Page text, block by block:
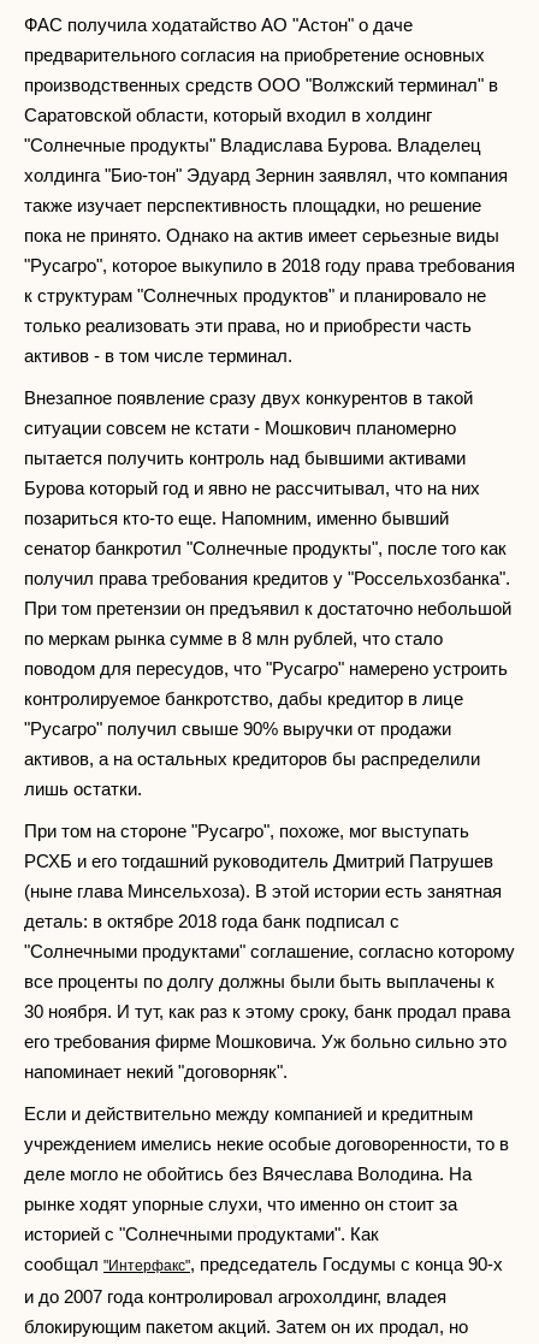
ФАС получила ходатайство АО "Астон" о даче
предварительного согласия на приобретение основных
производственных средств ООО "Волжский терминал" в
Саратовской области, который входил в холдинг
"Солнечные продукты" Владислава Бурова. Владелец
холдинга "Био-тон" Эдуард Зернин заявлял, что компания
также изучает перспективность площадки, но решение
пока не принято. Однако на актив имеет серьезные виды
"Русагро", которое выкупило в 2018 году права требования
к структурам "Солнечных продуктов" и планировало не
только реализовать эти права, но и приобрести часть
активов - в том числе терминал.
Внезапное появление сразу двух конкурентов в такой
ситуации совсем не кстати - Мошкович планомерно
пытается получить контроль над бывшими активами
Бурова который год и явно не рассчитывал, что на них
позариться кто-то еще. Напомним, именно бывший
сенатор банкротил "Солнечные продукты", после того как
получил права требования кредитов у "Россельхозбанка".
При том претензии он предъявил к достаточно небольшой
по меркам рынка сумме в 8 млн рублей, что стало
поводом для пересудов, что "Русагро" намерено устроить
контролируемое банкротство, дабы кредитор в лице
"Русагро" получил свыше 90% выручки от продажи
активов, а на остальных кредиторов бы распределили
лишь остатки.
При том на стороне "Русагро", похоже, мог выступать
РСХБ и его тогдашний руководитель Дмитрий Патрушев
(ныне глава Минсельхоза). В этой истории есть занятная
деталь: в октябре 2018 года банк подписал с
"Солнечными продуктами" соглашение, согласно которому
все проценты по долгу должны были быть выплачены к
30 ноября. И тут, как раз к этому сроку, банк продал права
его требования фирме Мошковича. Уж больно сильно это
напоминает некий "договорняк".
Если и действительно между компанией и кредитным
учреждением имелись некие особые договоренности, то в
деле могло не обойтись без Вячеслава Володина. На
рынке ходят упорные слухи, что именно он стоит за
историей с "Солнечными продуктами". Как
сообщал "Интерфакс", председатель Госдумы с конца 90-х
и до 2007 года контролировал агрохолдинг, владея
блокирующим пакетом акций. Затем он их продал, но